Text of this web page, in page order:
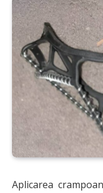
Aplicarea